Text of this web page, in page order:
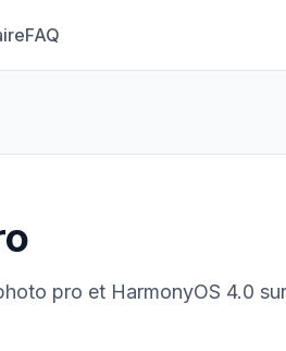
FAQ
pro et HarmonyOS 4.0